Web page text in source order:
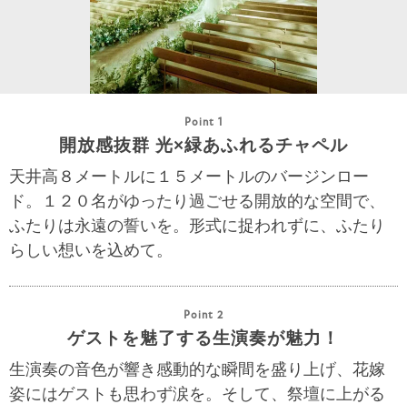
Point 1
開放感抜群 光×緑あふれるチャペル
天井高８メートルに１５メートルのバージンロー
ド。１２０名がゆったり過ごせる開放的な空間で、
ふたりは永遠の誓いを。形式に捉われずに、ふたり
らしい想いを込めて。
Point 2
ゲストを魅了する生演奏が魅力！
生演奏の音色が響き感動的な瞬間を盛り上げ、花嫁
姿にはゲストも思わず涙を。そして、祭壇に上がる